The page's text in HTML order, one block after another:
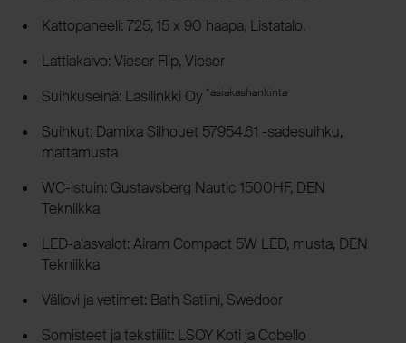
Kattopaneeli: 725, 15 x 90 haapa, Listatalo.
Lattiakaivo: Vieser Flip, Vieser
Suihkuseinä: Lasilinkki Oy *asiakashankinta
Suihkut: Damixa Silhouet 57954.61 -sadesuihku,
mattamusta
WC-istuin: Gustavsberg Nautic 1500HF, DEN
Tekniikka
LED-alasvalot: Airam Compact 5W LED, musta, DEN
Tekniikka
Väliovi ja vetimet: Bath Satiini, Swedoor
Somisteet ja tekstiilit: LSOY Koti ja Cobello